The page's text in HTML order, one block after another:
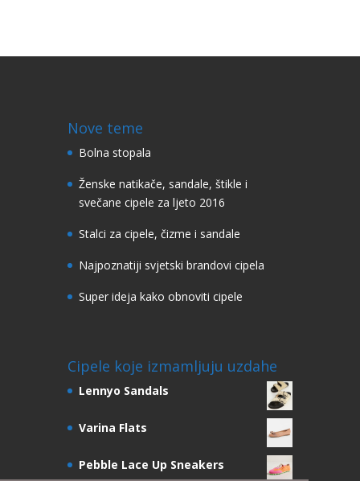
Nove teme
Bolna stopala
Ženske natikače, sandale, štikle i
svečane cipele za ljeto 2016
Stalci za cipele, čizme i sandale
Najpoznatiji svjetski brandovi cipela
Super ideja kako obnoviti cipele
Cipele koje izmamljuju uzdahe
Lennyo Sandals
Varina Flats
Pebble Lace Up Sneakers